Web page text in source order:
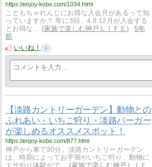
https://enjoy-kobe.com/1034.html
こどもちゃれんじにお得な入会月があるって知
っていますか？ 年に3回、4.8.12月が入会する
とお得な…
家族で楽しむ神戸ＬＩＦＥ
5年
前
いいね！
0
【淡路カントリーガーデン】動物との
ふれあい・いちご狩り・淡路バーガー
が楽しめるオススメスポット！
https://enjoy-kobe.com/877.html
神戸から車で30分。淡路カントリーガーデン
は、時期によってお芋堀やいちご狩り、動物に
エサやり体験がで…
家族で楽しむ神戸ＬＩＦ